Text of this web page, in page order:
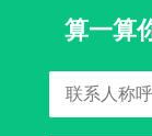
算一算